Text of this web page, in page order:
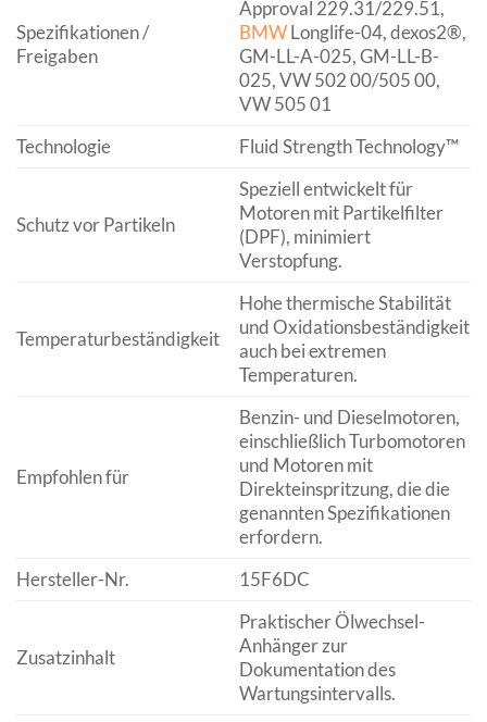
Spezifikationen /
Freigaben
Approval 229.31/229.51,
BMWLonglife-04, dexos2®,
GM-LL-A-025, GM-LL-B-
025, VW 502 00/505 00,
VW 505 01
Technologie
Fluid Strength Technology™
Schutz vor Partikeln
Speziell entwickelt für
Motoren mit Partikelfilter
(DPF), minimiert
Verstopfung.
Temperaturbeständigkeit
Hohe thermische Stabilität
und Oxidationsbeständigkeit
auch bei extremen
Temperaturen.
Empfohlen für
Benzin- und Dieselmotoren,
einschließlich Turbomotoren
und Motoren mit
Direkteinspritzung, die die
genannten Spezifikationen
erfordern.
Hersteller-Nr.
15F6DC
Zusatzinhalt
Praktischer Ölwechsel-
Anhänger zur
Dokumentation des
Wartungsintervalls.